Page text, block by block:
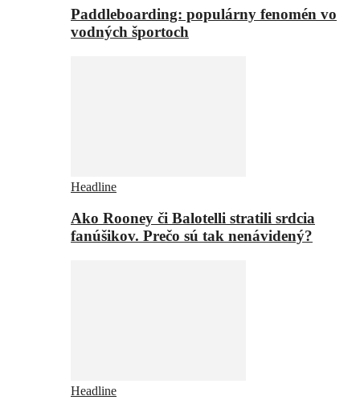
Paddleboarding: populárny fenomén vo
vodných športoch
Headline
Ako Rooney či Balotelli stratili srdcia
fanúšikov. Prečo sú tak nenávidený?
Headline